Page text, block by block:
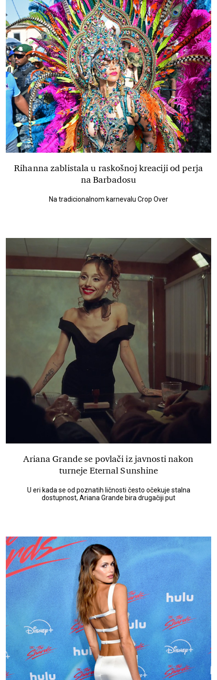
Rihanna zablistala u raskošnoj kreaciji od perja
na Barbadosu
Na tradicionalnom karnevalu Crop Over
Ariana Grande se povlači iz javnosti nakon
turneje Eternal Sunshine
U eri kada se od poznatih ličnosti često očekuje stalna
dostupnost, Ariana Grande bira drugačiji put